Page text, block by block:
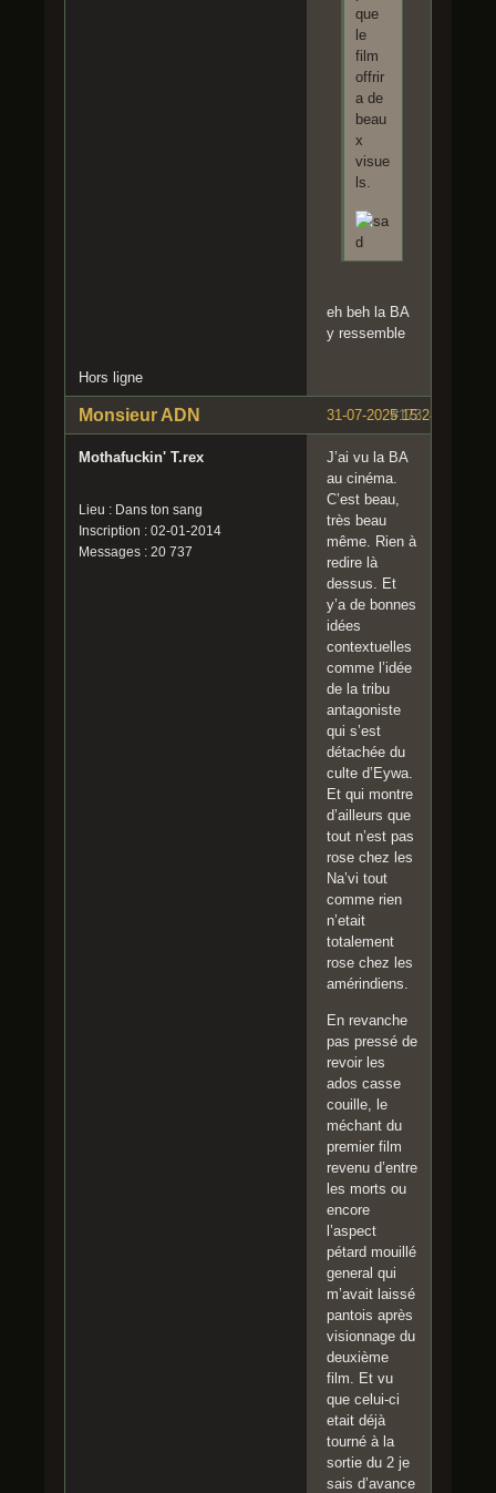
que
le
film
offrir
a de
beau
x
visue
ls.
eh beh la BA
y ressemble
Hors ligne
#173
31-07-2025 15:24:04
Monsieur ADN
Mothafuckin' T.rex
Lieu : Dans ton sang
Inscription : 02-01-2014
Messages : 20 737
J’ai vu la BA
au cinéma.
C’est beau,
très beau
même. Rien à
redire là
dessus. Et
y’a de bonnes
idées
contextuelles
comme l’idée
de la tribu
antagoniste
qui s’est
détachée du
culte d’Eywa.
Et qui montre
d’ailleurs que
tout n’est pas
rose chez les
Na’vi tout
comme rien
n’etait
totalement
rose chez les
amérindiens.
En revanche
pas pressé de
revoir les
ados casse
couille, le
méchant du
premier film
revenu d’entre
les morts ou
encore
l’aspect
pétard mouillé
general qui
m’avait laissé
pantois après
visionnage du
deuxième
film. Et vu
que celui-ci
etait déjà
tourné à la
sortie du 2 je
sais d’avance